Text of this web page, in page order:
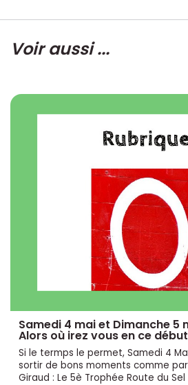
Voir aussi ...
Samedi 4 mai et Dimanche 5
Alors où irez vous en ce
Si le termps le permet, Samedi 4
sortir de bons moments comme
Giraud : Le 5è Trophée Route du